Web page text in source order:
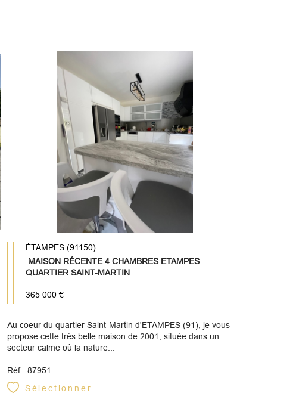
ÉTAMPES (91150)
MAISON RÉCENTE 4 CHAMBRES ETAMPES
QUARTIER SAINT-MARTIN
365 000 €
Au coeur du quartier Saint-Martin d'ETAMPES (91), je vous
propose cette très belle maison de 2001, située dans un
secteur calme où la nature...
Réf : 87951
Sélectionner